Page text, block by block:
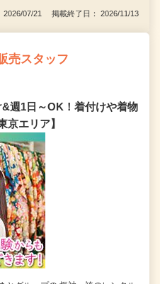
2026/07/21 掲載終了日： 2026/11/13
売スタッフ
&週1日～OK！着付けや着物
京エリア】